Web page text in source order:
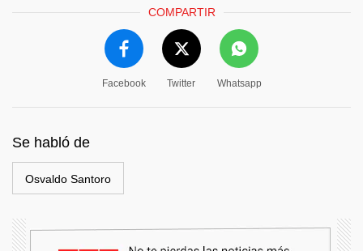
COMPARTIR
Facebook Twitter Whatsapp
Se habló de
Osvaldo Santoro